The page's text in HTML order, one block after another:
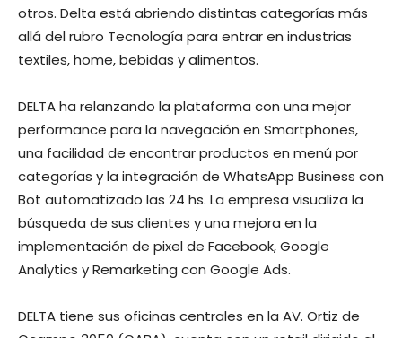
otros. Delta está abriendo distintas categorías más
allá del rubro Tecnología para entrar en industrias
textiles, home, bebidas y alimentos.
DELTA ha relanzando la plataforma con una mejor
performance para la navegación en Smartphones,
una facilidad de encontrar productos en menú por
categorías y la integración de WhatsApp Business con
Bot automatizado las 24 hs. La empresa visualiza la
búsqueda de sus clientes y una mejora en la
implementación de pixel de Facebook, Google
Analytics y Remarketing con Google Ads.
DELTA tiene sus oficinas centrales en la AV. Ortiz de